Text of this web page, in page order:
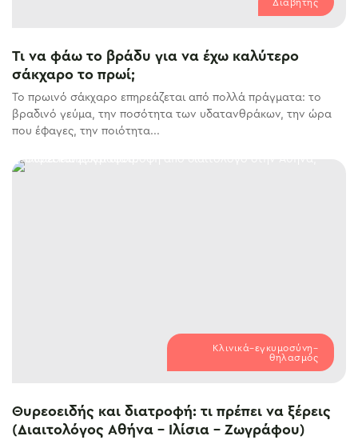
Διαβήτης
Τι να φάω το βράδυ για να έχω καλύτερο
σάκχαρο το πρωί;
Το πρωινό σάκχαρο επηρεάζεται από πολλά πράγματα: το
βραδινό γεύμα, την ποσότητα των υδατανθράκων, την ώρα
που έφαγες, την ποιότητα...
Κλινικά–εγκυμοσύνη–
θηλασμός
Θυρεοειδής και διατροφή: τι πρέπει να ξέρεις
(Διαιτολόγος Αθήνα – Ιλίσια – Ζωγράφου)